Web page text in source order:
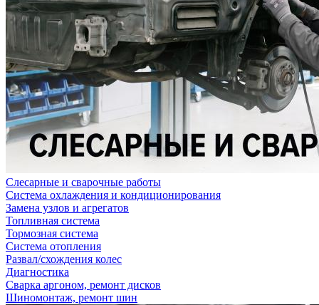
Слесарные и сварочные работы
Система охлаждения и кондиционирования
Замена узлов и агрегатов
Топливная система
Тормозная система
Система отопления
Развал/схождения колес
Диагностика
Сварка аргоном, ремонт дисков
Шиномонтаж, ремонт шин